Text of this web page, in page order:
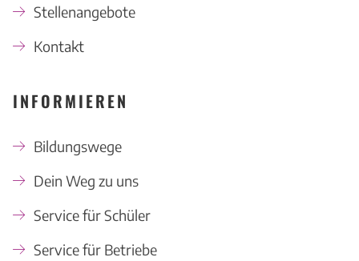
Stellenangebote
Kontakt
INFORMIEREN
Bildungswege
Dein Weg zu uns
Service für Schüler
Service für Betriebe